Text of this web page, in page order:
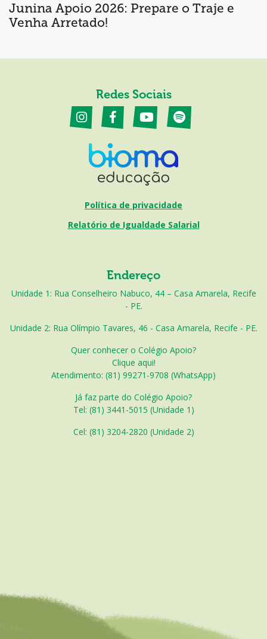
Junina Apoio 2026: Prepare o Traje e
Venha Arretado!
Redes Sociais
Política de privacidade
Relatório de Igualdade Salarial
Endereço
Unidade 1: Rua Conselheiro Nabuco, 44 – Casa Amarela, Recife
- PE.
Unidade 2: Rua Olímpio Tavares, 46 - Casa Amarela, Recife - PE.
Quer conhecer o Colégio Apoio?
Clique aqui!
Atendimento: (81) 99271-9708 (WhatsApp)
Já faz parte do Colégio Apoio?
Tel: (81) 3441-5015 (Unidade 1)
Cel: (81) 3204-2820 (Unidade 2)